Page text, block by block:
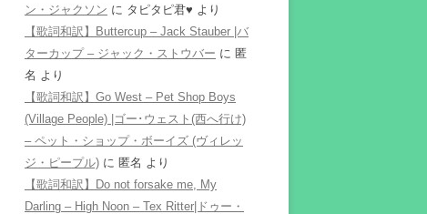
ン・ジャクソン に タピタピ君♥️ より
【歌詞和訳】Buttercup – Jack Stauber |バ
ターカップ – ジャック・ストウバー に 匿
名 より
【歌詞和訳】Go West – Pet Shop Boys
(Village People) |ゴー･ウェスト(西へ行け)
– ペット・ショップ・ボーイズ (ヴィレッ
ジ・ピープル) に 匿名 より
【歌詞和訳】Do not forsake me, My
Darling – High Noon – Tex Ritter|ドゥー・